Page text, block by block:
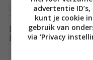
kloppen. Eindelijk
lekkerste recepten
Jemma Wilson –
[ywfbt_form
advertentie
kunt je cookie
gebruik van
via 'Privacy